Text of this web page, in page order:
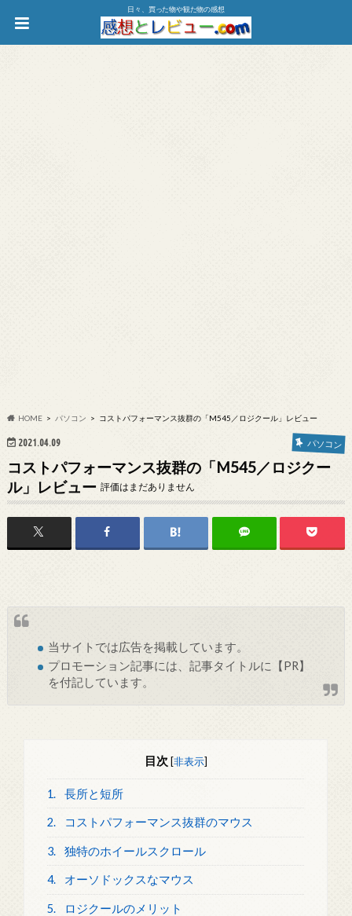
日々、買った物や観た物の感想
HOME パソコン コストパフォーマンス抜群の「M545／ロジクール」レビュー
2021.04.09 パソコン
コストパフォーマンス抜群の「M545／ロジクー
ル」レビュー 評価はまだありません
当サイトでは広告を掲載しています。
プロモーション記事には、記事タイトルに【PR】
を付記しています。
目次 [非表示]
1. 長所と短所
2. コストパフォーマンス抜群のマウス
3. 独特のホイールスクロール
4. オーソドックスなマウス
5. ロジクールのメリット